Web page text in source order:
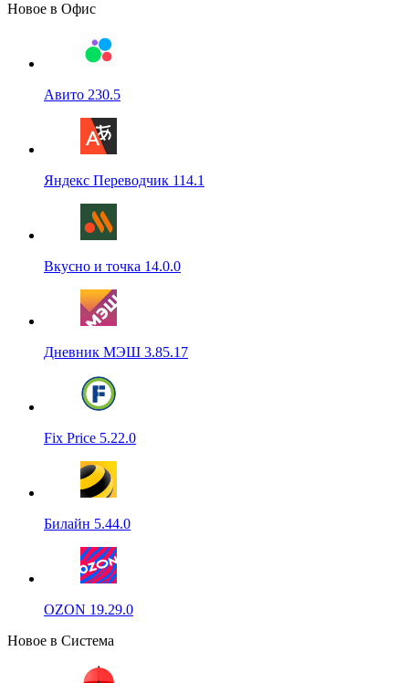
Новое в Офис
Авито 230.5
Яндекс Переводчик 114.1
Вкусно и точка 14.0.0
Дневник МЭШ 3.85.17
Fix Price 5.22.0
Билайн 5.44.0
OZON 19.29.0
Новое в Система